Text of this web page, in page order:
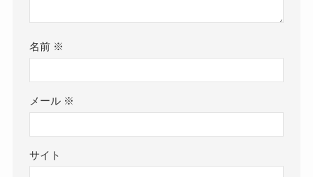
名前 ※
メール ※
サイト